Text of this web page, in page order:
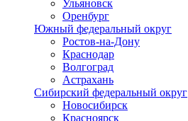
Ульяновск
Оренбург
Южный федеральный округ
Ростов-на-Дону
Краснодар
Волгоград
Астрахань
Сибирский федеральный округ
Новосибирск
Красноярск